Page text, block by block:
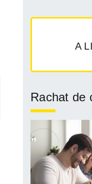
A
Rachat de